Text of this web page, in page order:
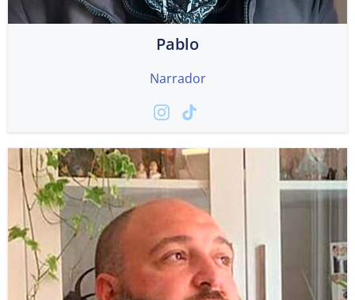
Pablo
Narrador